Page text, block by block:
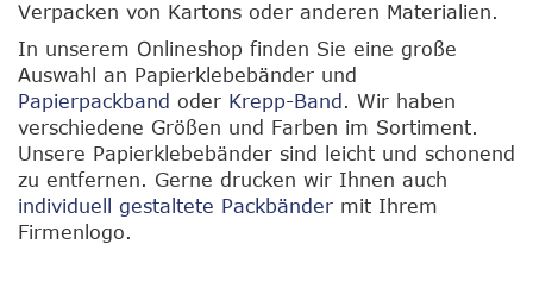
Verpacken von Kartons oder anderen Materialien.
In unserem Onlineshop finden Sie eine große
Auswahl an Papierklebebänder und
Papierpackband oder Krepp-Band . Wir haben
verschiedene Größen und Farben im Sortiment.
Unsere Papierklebebänder sind leicht und schonend
zu entfernen. Gerne drucken wir Ihnen auch
individuell gestaltete Packbänder mit Ihrem
Firmenlogo.